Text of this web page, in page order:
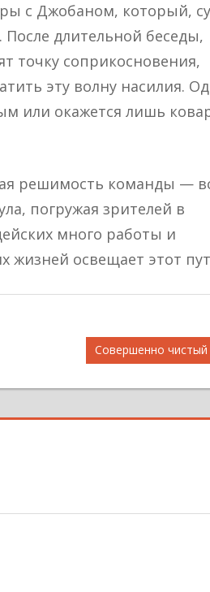
с Джобаном, который,
длительной беседы,
точку соприкосновения,
эту волну насилия.
или окажется лишь
решимость команды —
погружая зрителей в
много работы и
жизней освещает этот
Следующая
запись:
Совершенно чистый